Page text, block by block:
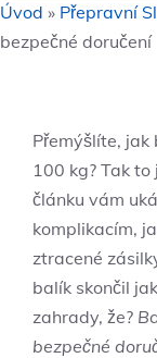
Úvod » Přepravní
bezpečné doručení
Přemýšlíte,​
100⁢ kg? Tak
článku vám⁤
⁤komplikacím,
ztracené‌
‌balík skončil
zahrady, že?
bezpečné